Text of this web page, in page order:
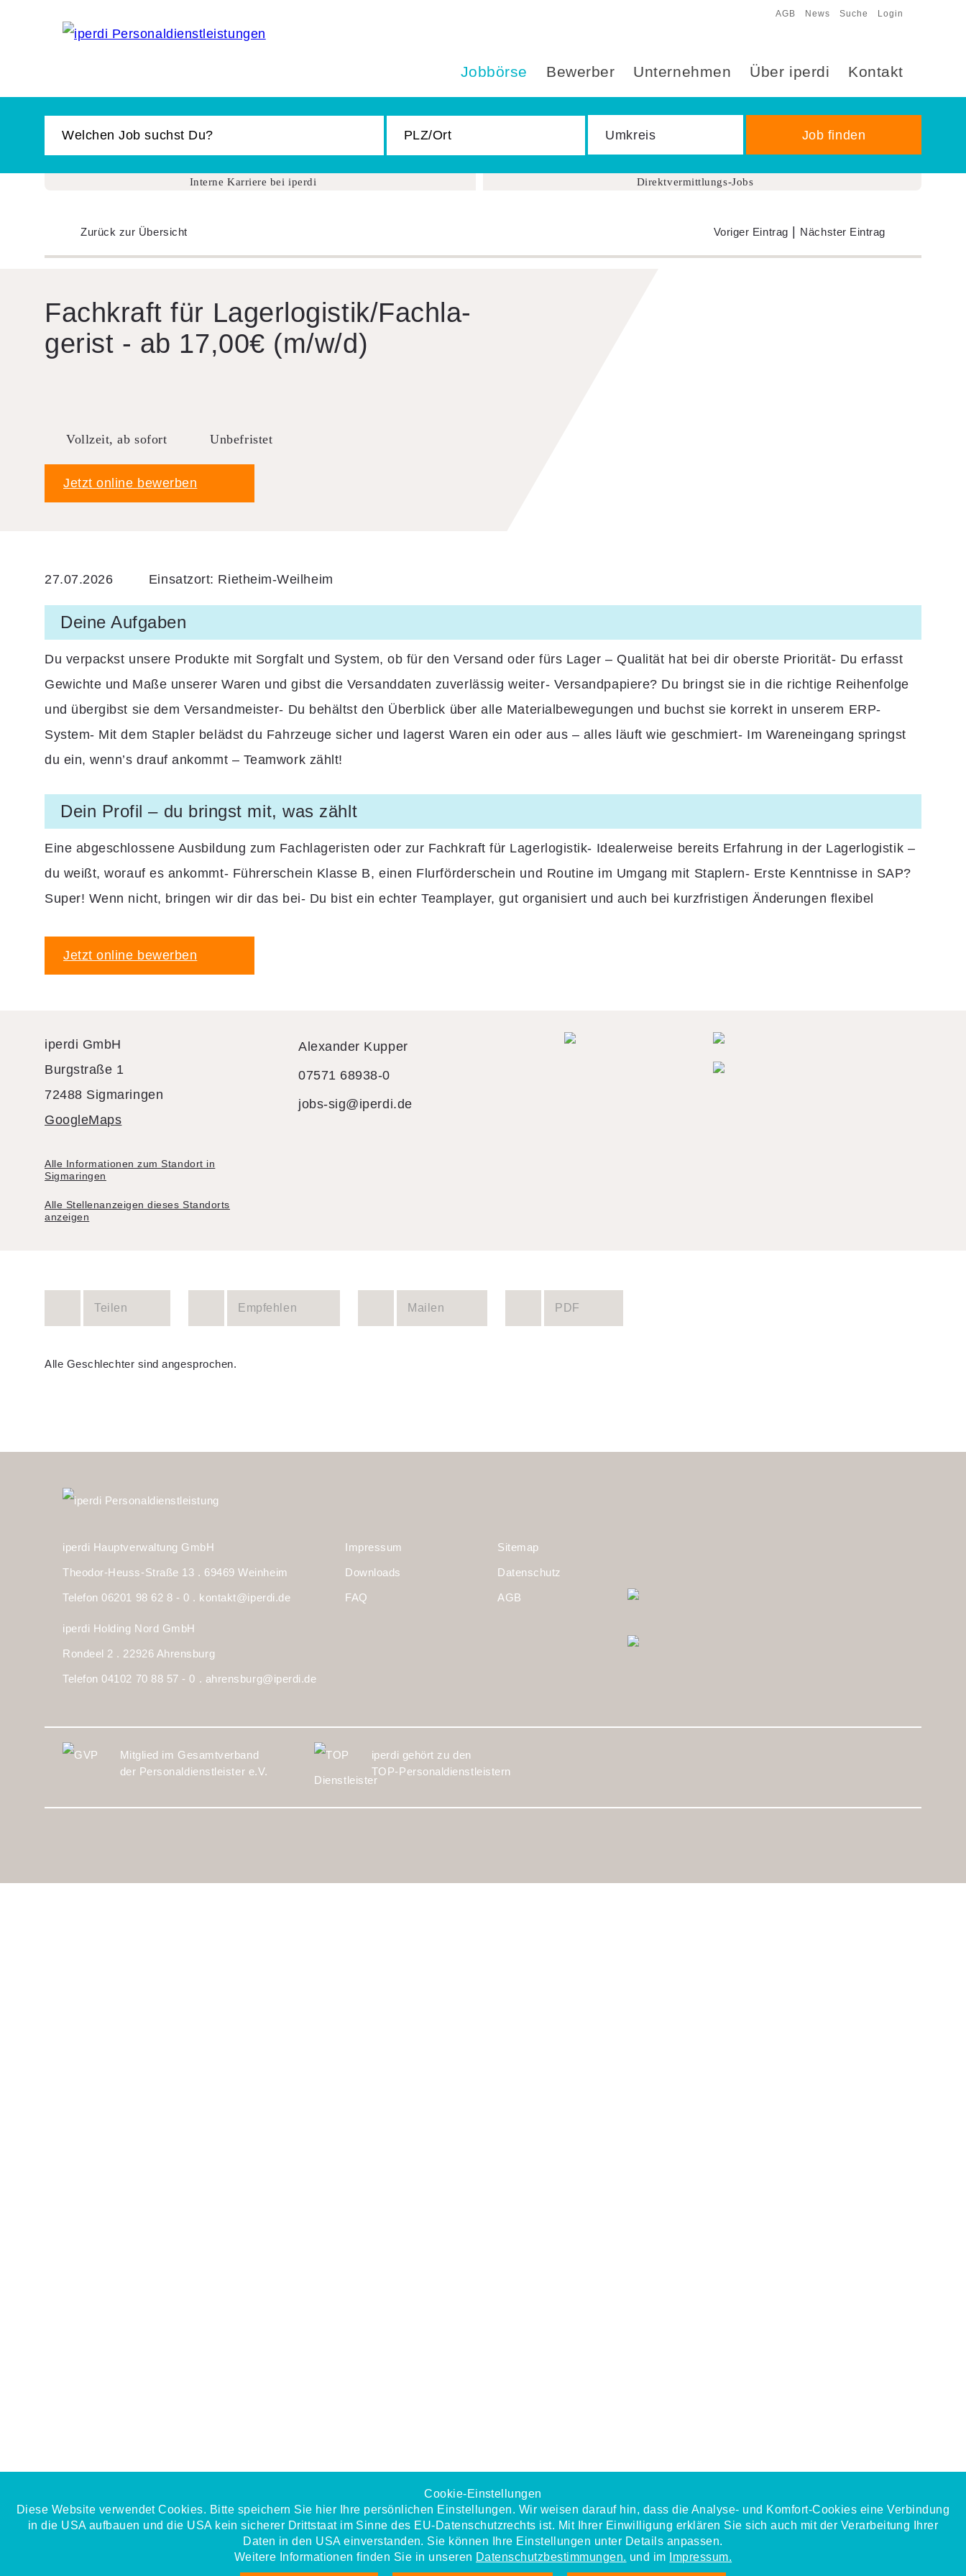
Cookie-Einstellungen
Diese Website verwendet Cookies. Bitte speichern Sie hier Ihre persönlichen Einstellungen. Wir weisen darauf hin, dass die Analyse- und Komfort-Cookies eine Verbindung
in die USA aufbauen und die USA kein sicherer Drittstaat im Sinne des EU-Datenschutzrechts ist. Mit Ihrer Einwilligung erklären Sie sich auch mit der Verarbeitung Ihrer
Daten in den USA einverstanden. Sie können Ihre Einstellungen unter Details anpassen.
Weitere Informationen finden Sie in unseren Datenschutzbestimmungen. und im Impressum.
AGB News Suche Login
Jobbörse Bewerber Unternehmen Über iperdi Kontakt
Interne Karriere bei iperdi Direktvermittlungs-Jobs
Voriger Eintrag | Nächster Eintrag
Zurück zur Übersicht
Fach­kraft für Lager­lo­gis­ti­k/Fach­la­
ge­rist - ab 17,00€ (m/w/d)
Vollzeit, ab sofort Unbefristet
Jetzt online bewerben
27.07.2026 Einsatzort: Rietheim-Weilheim
Deine Aufgaben
Du verpackst unsere Produkte mit Sorgfalt und System, ob für den Versand oder fürs Lager – Qualität hat bei dir oberste Priorität- Du erfasst
Gewichte und Maße unserer Waren und gibst die Versanddaten zuverlässig weiter- Versandpapiere? Du bringst sie in die richtige Reihenfolge
und übergibst sie dem Versandmeister- Du behältst den Überblick über alle Materialbewegungen und buchst sie korrekt in unserem ERP-
System- Mit dem Stapler belädst du Fahrzeuge sicher und lagerst Waren ein oder aus – alles läuft wie geschmiert- Im Wareneingang springst
du ein, wenn’s drauf ankommt – Teamwork zählt!
Dein Profil – du bringst mit, was zählt
Eine abgeschlossene Ausbildung zum Fachlageristen oder zur Fachkraft für Lagerlogistik- Idealerweise bereits Erfahrung in der Lagerlogistik –
du weißt, worauf es ankommt- Führerschein Klasse B, einen Flurförderschein und Routine im Umgang mit Staplern- Erste Kenntnisse in SAP?
Super! Wenn nicht, bringen wir dir das bei- Du bist ein echter Teamplayer, gut organisiert und auch bei kurzfristigen Änderungen flexibel
Jetzt online bewerben
iperdi GmbH
Burgstraße 1
72488 Sigmaringen
GoogleMaps
Alle Informationen zum Standort in
Sigmaringen
Alle Stellenanzeigen dieses Standorts
anzeigen
Alexander Kupper
07571 68938-0
jobs-sig@iperdi.de
Teilen Empfehlen Mailen PDF
Alle Geschlechter sind angesprochen.
iperdi Hauptverwaltung GmbH
Theodor-Heuss-Straße 13 . 69469 Weinheim
Telefon 06201 98 62 8 - 0 . kontakt@iperdi.de
iperdi Holding Nord GmbH
Rondeel 2 . 22926 Ahrensburg
Telefon 04102 70 88 57 - 0 . ahrensburg@iperdi.de
Impressum
Downloads
FAQ
Sitemap
Datenschutz
AGB
Mitglied im Gesamtverband
der Personaldienstleister e.V.
iperdi gehört zu den
TOP-Personaldienstleistern